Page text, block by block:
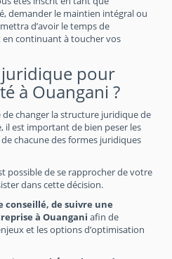
demander le maintien intégral ou
d’avoir le temps de
continuant à toucher vos
pour
à Ouangani ?
changer la structure juridique de
il est important de bien peser les
chacune des formes juridiques
possible de se rapprocher de votre
dans cette décision.
conseillé, de suivre une
à Ouangani afin de
et les options d’optimisation